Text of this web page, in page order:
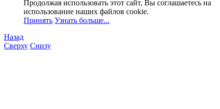
Продолжая использовать этот сайт, Вы соглашаетесь на
использование наших файлов cookie.
Принять Узнать больше...
Назад
Сверху Снизу